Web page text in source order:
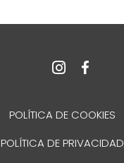
POLÍTICA DE COOKIES
POLÍTICA DE PRIVACIDAD